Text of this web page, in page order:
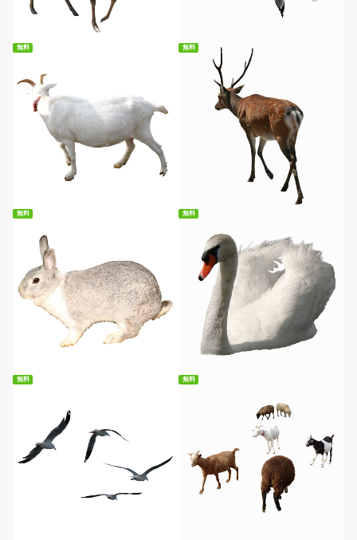
無料ダウンロード 無料ダウンロード
無料
無料ダウンロード
無料
無料ダウンロード
無料
無料ダウンロード
無料
無料ダウンロード
無料 無料
無料ダウンロード